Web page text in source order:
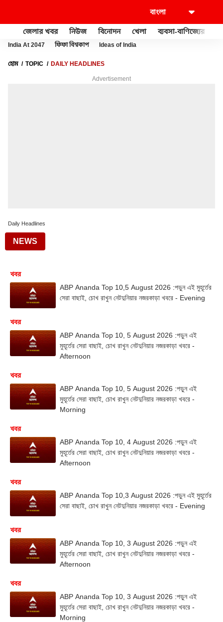
জেলার খবর নিউজ বিনোদন খেলা ব্যবসা-বাণিজ্যের
India At 2047 ফিফা বিশ্বকাপ Ideas of India
হোম TOPIC DAILY HEADLINES
Advertisement
Daily Headlines
NEWS
খবর
ABP Ananda Top 10,5 August 2026 :পড়ুন এই মুহূর্তের
সেরা বাছাই, চোখ রাখুন নেটদুনিয়ার নজরকাড়া খবরে - Evening
খবর
ABP Ananda Top 10, 5 August 2026 :পড়ুন এই
মুহূর্তের সেরা বাছাই, চোখ রাখুন নেটদুনিয়ার নজরকাড়া খবরে -
Afternoon
খবর
ABP Ananda Top 10, 5 August 2026 :পড়ুন এই
মুহূর্তের সেরা বাছাই, চোখ রাখুন নেটদুনিয়ার নজরকাড়া খবরে -
Morning
খবর
ABP Ananda Top 10, 4 August 2026 :পড়ুন এই
মুহূর্তের সেরা বাছাই, চোখ রাখুন নেটদুনিয়ার নজরকাড়া খবরে -
Afternoon
খবর
ABP Ananda Top 10,3 August 2026 :পড়ুন এই মুহূর্তের
সেরা বাছাই, চোখ রাখুন নেটদুনিয়ার নজরকাড়া খবরে - Evening
খবর
ABP Ananda Top 10, 3 August 2026 :পড়ুন এই
মুহূর্তের সেরা বাছাই, চোখ রাখুন নেটদুনিয়ার নজরকাড়া খবরে -
Afternoon
খবর
ABP Ananda Top 10, 3 August 2026 :পড়ুন এই
মুহূর্তের সেরা বাছাই, চোখ রাখুন নেটদুনিয়ার নজরকাড়া খবরে -
Morning